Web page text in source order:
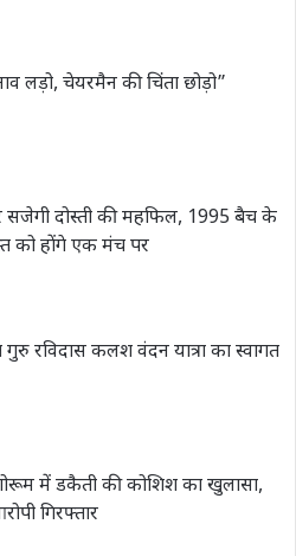
लड़ो, चेयरमैन की चिंता छोड़ो”
सजेगी दोस्ती की महफिल, 1995 बैच के
को होंगे एक मंच पर
रविदास कलश वंदन यात्रा का स्वागत
में डकैती की कोशिश का खुलासा,
गिरफ्तार